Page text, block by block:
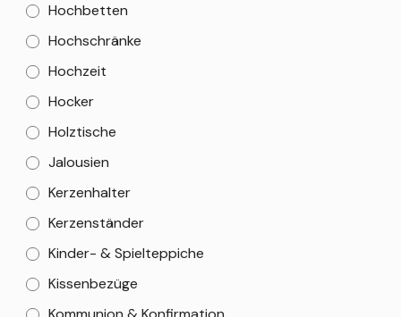
Hochbetten
Hochschränke
Hochzeit
Hocker
Holztische
Jalousien
Kerzenhalter
Kerzenständer
Kinder- & Spielteppiche
Kissenbezüge